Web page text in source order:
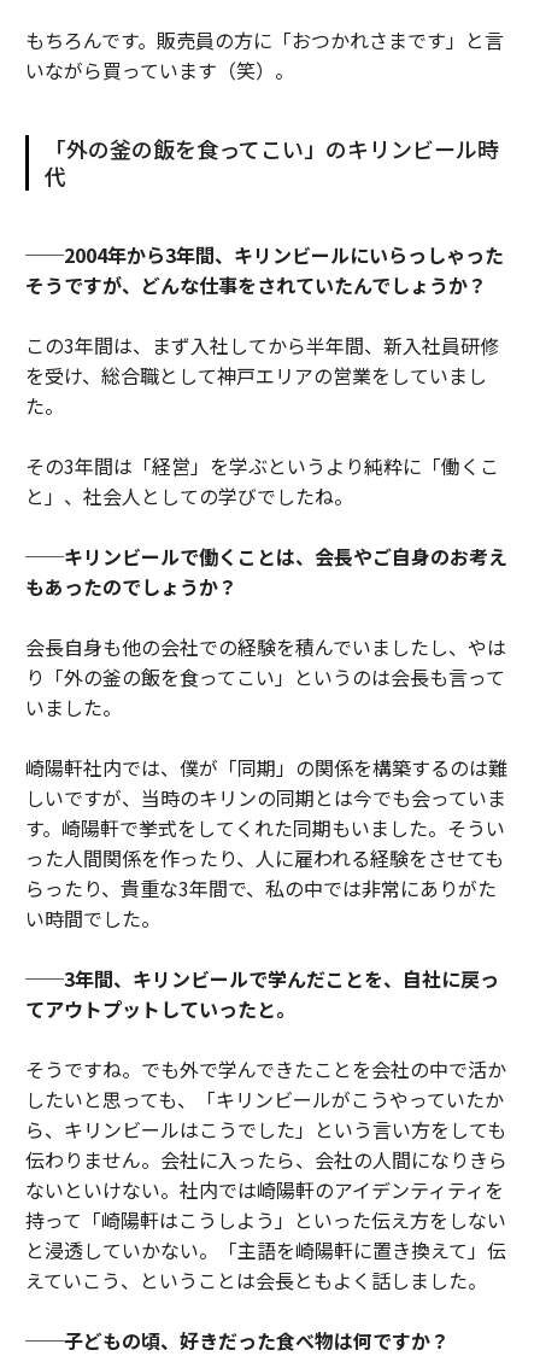
もちろんです。販売員の方に「おつかれさまです」と言
いながら買っています（笑）。
「外の釜の飯を食ってこい」のキリンビール時
代
──2004年から3年間、キリンビールにいらっしゃった
そうですが、どんな仕事をされていたんでしょうか？
この3年間は、まず入社してから半年間、新入社員研修
を受け、総合職として神戸エリアの営業をしていまし
た。
その3年間は「経営」を学ぶというより純粋に「働くこ
と」、社会人としての学びでしたね。
──キリンビールで働くことは、会長やご自身のお考え
もあったのでしょうか？
会長自身も他の会社での経験を積んでいましたし、やは
り「外の釜の飯を食ってこい」というのは会長も言って
いました。
崎陽軒社内では、僕が「同期」の関係を構築するのは難
しいですが、当時のキリンの同期とは今でも会っていま
す。崎陽軒で挙式をしてくれた同期もいました。そうい
った人間関係を作ったり、人に雇われる経験をさせても
らったり、貴重な3年間で、私の中では非常にありがた
い時間でした。
──3年間、キリンビールで学んだことを、自社に戻っ
てアウトプットしていったと。
そうですね。でも外で学んできたことを会社の中で活か
したいと思っても、「キリンビールがこうやっていたか
ら、キリンビールはこうでした」という言い方をしても
伝わりません。会社に入ったら、会社の人間になりきら
ないといけない。社内では崎陽軒のアイデンティティを
持って「崎陽軒はこうしよう」といった伝え方をしない
と浸透していかない。「主語を崎陽軒に置き換えて」伝
えていこう、ということは会長ともよく話しました。
──子どもの頃、好きだった食べ物は何ですか？